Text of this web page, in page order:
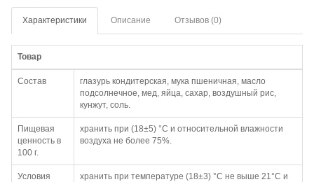
Характеристики Описание Отзывов (0)
Товар
Состав
глазурь кондитерская, мука пшеничная, масло
подсолнечное, мед, яйца, сахар, воздушный рис,
кунжут, соль.
Пищевая
ценность в
100 г.
хранить при (18±5) °С и относительной влажности
воздуха не более 75%.
Условия
хранить при температуре (18±3) °С не выше 21°С и